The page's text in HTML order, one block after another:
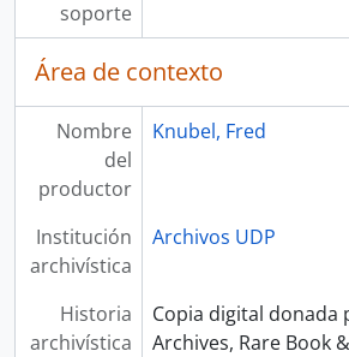
soporte
Área de contexto
Nombre
del
productor
Knubel, Fred
Institución
archivística
Archivos UDP
Historia
archivística
Copia digital donada
Archives, Rare Book